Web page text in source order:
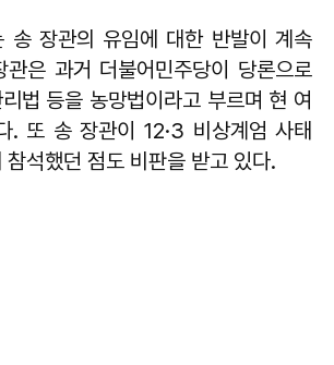
송 장관의 유임에 대한 반발이 계속
은 과거 더불어민주당이 당론으로
법 등을 농망법이라고 부르며 현 여
. 또 송 장관이 12·3 비상계엄 사태
참석했던 점도 비판을 받고 있다.